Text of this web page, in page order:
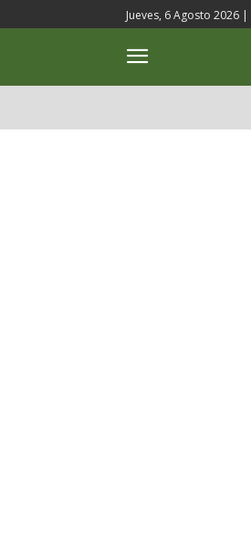
Jueves, 6 Agosto 2026 |